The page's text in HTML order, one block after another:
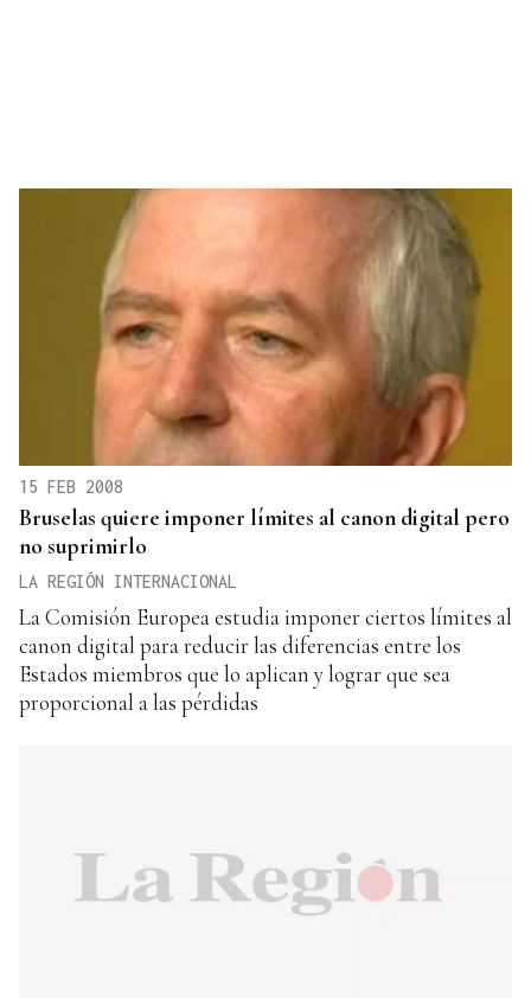
15 FEB 2008
Bruselas quiere imponer límites al canon digital pero
no suprimirlo
LA REGIÓN INTERNACIONAL
La Comisión Europea estudia imponer ciertos límites al
canon digital para reducir las diferencias entre los
Estados miembros que lo aplican y lograr que sea
proporcional a las pérdidas